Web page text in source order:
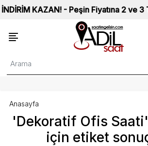
KAZAN! - Peşin Fiyatına 2 ve 3
'Dekoratif Ofis
için etiket
Anasayfa